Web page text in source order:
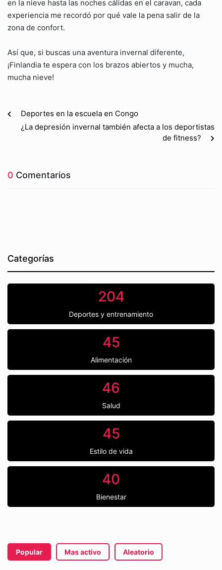
en la nieve hasta las noches cálidas en el caravan, cada
experiencia me recordó por qué vale la pena salir de la
zona de confort.
Así que, si buscas una aventura invernal diferente,
¡Finlandia te espera con los brazos abiertos y mucha,
mucha nieve!
Deportes en la escuela en Congo
¿La depresión invernal también afecta a los deportistas
de fitness?
0 Comentarios
Categorías
204
Deportes y entrenamiento
45
Alimentación
46
Salud
45
Estilo de vida
40
Bienestar
Popular Mas activo Aleatorio